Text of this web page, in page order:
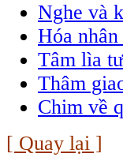
Nghe và
Hóa
Tâm lìa
Thâm
Chim về
[ Quay lại ]